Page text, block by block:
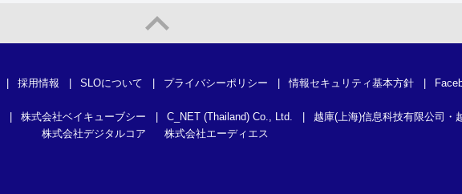
採用情報 SLOについて プライバシーポリシー 情報セキュリティ基本方針
株式会社ベイキューブシー C_NET (Thailand) Co., Ltd. 越庫(上海)信息科技有限公司・
株式会社デジタルコア
株式会社エーディエス